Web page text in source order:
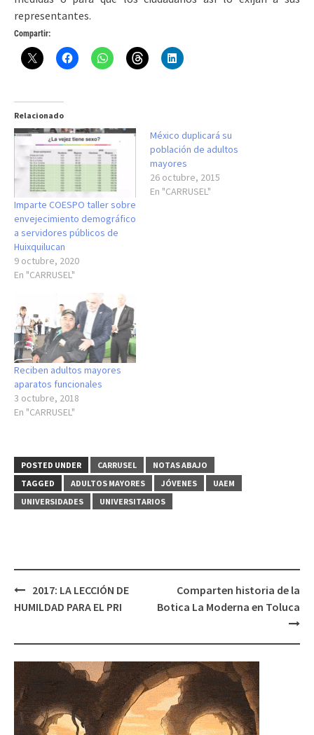
representantes.
Compartir:
Relacionado
Imparte COESPO taller sobre
envejecimiento demográfico
a servidores públicos de
Huixquilucan
9 octubre, 2020
En "CARRUSEL"
México duplicará su
población de adultos
mayores
26 octubre, 2015
En "CARRUSEL"
Reciben adultos mayores
aparatos funcionales
3 octubre, 2018
En "CARRUSEL"
POSTED UNDER CARRUSEL
NOTAS ABAJO
TAGGED
ADULTOS MAYORES JÓVENES
UAEM
UNIVERSIDADES
UNIVERSITARIOS
Post
navigation
2017: LA LECCIÓN DE
HUMILDAD PARA EL PRI
Comparten historia de la
Botica La Moderna en Toluca